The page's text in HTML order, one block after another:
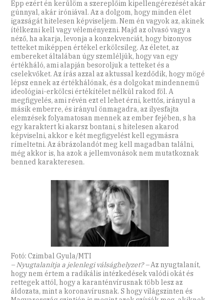
Épp ezért én kerülöm a szereplőim kipellengérezését akár
gúnnyal, akár iróniával. Az a dolgom, hogy minden élet
igazságát hitelesen képviseljem. Nem én vagyok az, akinek
ítélkezni kell vagy véleményezni. Majd az olvasó vagy a
néző, ha akarja, levonja a konzekvenciát, hogy bizonyos
tetteket miképpen értékel erkölcsileg. Az életet, az
embereket általában úgy szemléljük, hogy van egy
értékháló, ami alapján besoroljuk a tetteket és a
cselekvőket. Az írás azzal az aktussal kezdődik, hogy mögé
lépsz ennek az értékhálónak, és a dolgokat mindennemű
ideológiai-erkölcsi értékítélet nélkül rakod föl. A
megfigyelés, ami révén ezt el lehet érni, kettős, irányul a
másik emberre, és irányul önmagadra, az ilyesfajta
elemzések folyamatosan mennek az ember fejében, s ha
egy karaktert ki akarsz bontani, s hitelesen akarod
képviselni, akkor e két megfigyelést kell egymásra
rímeltetni. Az ábrázolandót meg kell magadban találni,
még akkor is, ha azok a jellemvonások nem mutatkoznak
benned karakteresen.
Fotó: Czimbal Gyula/MTI
– Nyugtalanítja a jelenlegi válsághelyzet? –Az nyugtalanít,
hogy nem értem a radikális intézkedések valódi okát és
rettegek attól, hogy a karanténvírusnak több lesz az
áldozata, mint a koronavírusnak. S hogy világszinten és